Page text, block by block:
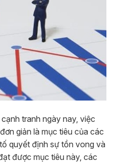
tranh ngày nay, việc
giản là mục tiêu của các
quyết định sự tồn vong và
được mục tiêu này, các